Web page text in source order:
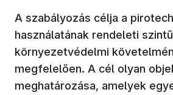
A szabályozás célja a
használatának rendeleti
környezetvédelmi
megfelelően. A cél olyan
meghatározása, amelyek